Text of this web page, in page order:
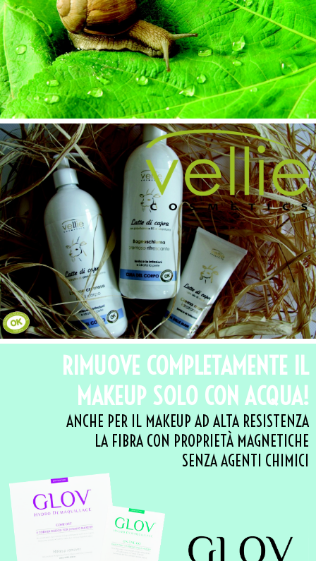
RIMUOVE COMPLETAMENTE IL
MAKEUP SOLO CON ACQUA!
ANCHE PER IL MAKEUP AD ALTA RESISTENZA
LA FIBRA CON PROPRIETÀ MAGNETICHE
SENZA AGENTI CHIMICI